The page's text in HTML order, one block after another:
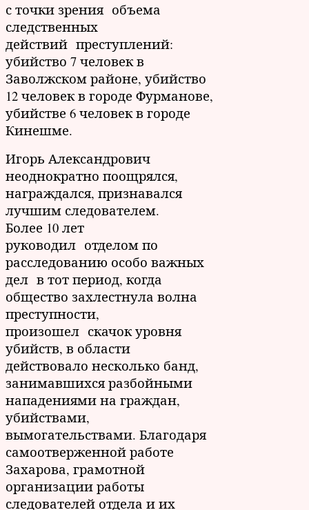
с точки зрения объема
следственных
действий преступлений:
убийство 7 человек в
Заволжском районе, убийство
12 человек в городе Фурманове,
убийстве 6 человек в городе
Кинешме.
Игорь Александрович
неоднократно поощрялся,
награждался, признавался
лучшим следователем.
Более 10 лет
руководил отделом по
расследованию особо важных
дел в тот период, когда
общество захлестнула волна
преступности,
произошел скачок уровня
убийств, в области
действовало несколько банд,
занимавшихся разбойными
нападениями на граждан,
убийствами,
вымогательствами. Благодаря
самоотверженной работе
Захарова, грамотной
организации работы
следователей отдела и их